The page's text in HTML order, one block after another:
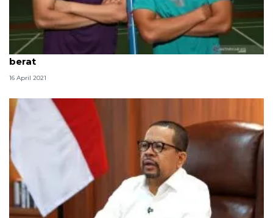
Mohammad Ahsan akui Ramadan tahun ini lebih
berat
16 April 2021